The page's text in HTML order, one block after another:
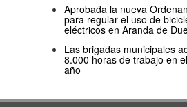
Aprobada la nueva
para regular el uso de
eléctricos en Aranda de
Las brigadas municipales
8.000 horas de trabajo en
año